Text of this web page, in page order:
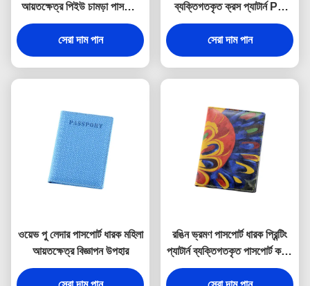
আয়তক্ষেত্র পিইউ চামড়া পাসপোর্ট
ধারক
সেরা দাম পান
ব্যক্তিগতকৃত ক্রস প্যাটার্ন PU
চামড়া
সেরা দাম পান
ওয়েভ পু লেদার পাসপোর্ট ধারক মহিলা
আয়তক্ষেত্র বিজ্ঞাপন উপহার
রঙিন ভ্রমণ পাসপোর্ট ধারক প্রিন্টিং
প্যাটার্ন ব্যক্তিগতকৃত পাসপোর্ট কভার
ওয়ালেট